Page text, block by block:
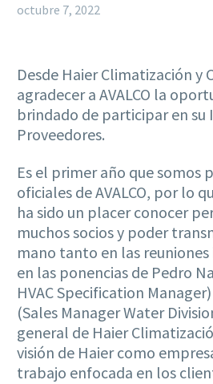
octubre 7, 2022
Desde Haier Climatización y
agradecer a AVALCO la
brindado de participar en su
Proveedores.
Es el primer año que somos
oficiales de AVALCO, por lo
ha sido un placer conocer
muchos socios y poder
mano tanto en las
en las ponencias de Pedro
HVAC Specification
(Sales Manager Water
general de Haier
visión de Haier como
trabajo enfocada en los